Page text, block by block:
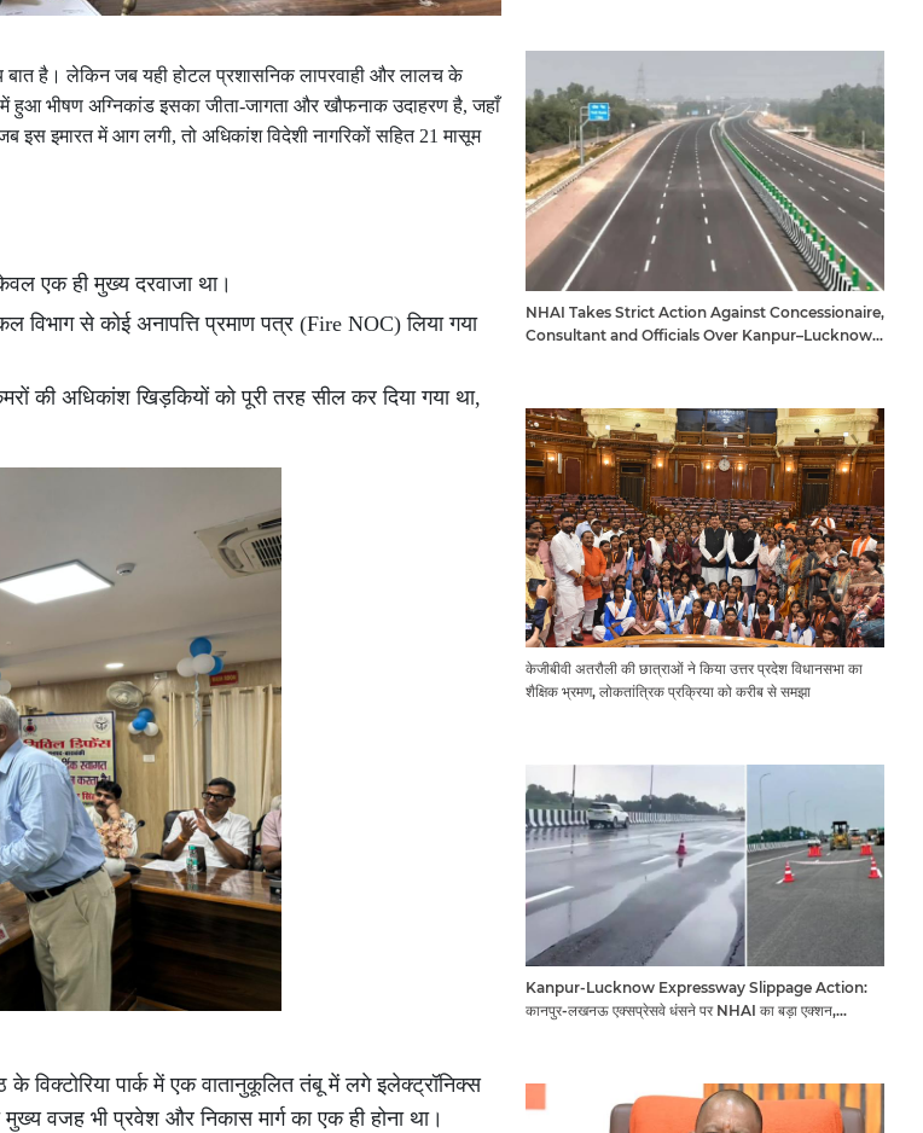
बात है। लेकिन जब यही होटल प्रशासनिक लापरवाही और लालच के
हुआ भीषण अग्निकांड इसका जीता-जागता और खौफनाक उदाहरण है, जहाँ
इमारत में आग लगी, तो अधिकांश विदेशी नागरिकों सहित 21 मासूम
एक ही मुख्य दरवाजा था।
से कोई अनापत्ति प्रमाण पत्र (Fire NOC) लिया गया
की अधिकांश खिड़कियों को पूरी तरह सील कर दिया गया था,
विक्टोरिया पार्क में एक वातानुकूलित तंबू में लगे इलेक्ट्रॉनिक्स
वजह भी प्रवेश और निकास मार्ग का एक ही होना था।
NHAI Takes Strict Action Against Concessionaire,
Consultant and Officials Over Kanpur–Lucknow
केजीबीवी अतरौली की छात्राओं ने किया उत्तर प्रदेश विधानसभा का
शैक्षिक भ्रमण, लोकतांत्रिक प्रक्रिया को करीब से समझा
Kanpur-Lucknow Expressway Slippage Action:
कानपुर-लखनऊ एक्सप्रेसवे धंसने पर NHAI का बड़ा एक्शन,